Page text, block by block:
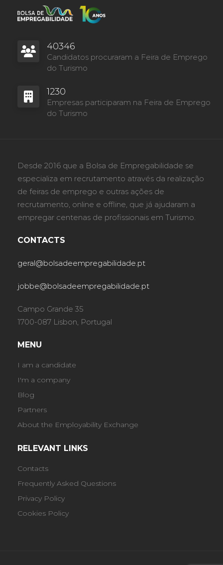
40346
Candidatos procuraram a Feira de Emprego
do Turismo
1230
Empresas participaram na Feira de Emprego
do Turismo
Desde 2016 que a Bolsa de Empregabilidade se
especializa em recrutamento através da realização
de feiras de emprego e outras ações de
recrutamento, online e offline, que já ajudaram a
empregar centenas de profissionais em Turismo.
CONTACTS
geral@bolsadeempregabilidade.pt
jobbe@bolsadeempregabilidade.pt
Campo Grande 35
1700-087 Lisbon, Portugal
MENU
I am a candidate
I'm a company
Blog
Partners
About the Employability Exchange
RELEVANT LINKS
Contacts
Frequently Asked Questions
Privacy Policy
Cookies Policy